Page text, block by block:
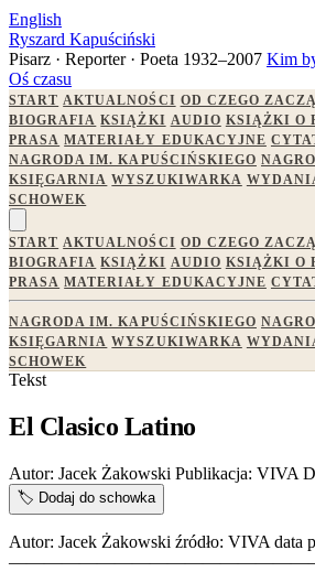
English
Ryszard Kapuściński
Pisarz · Reporter · Poeta 1932–2007 Kim
Oś czasu
START AKTUALNOŚCI OD CZEGO
BIOGRAFIA KSIĄŻKI AUDIO KSIĄŻKI O
PRASA MATERIAŁY EDUKACYJNE
NAGRODA IM. KAPUŚCIŃSKIEGO
KSIĘGARNIA WYSZUKIWARKA
SCHOWEK
START AKTUALNOŚCI OD CZEGO
BIOGRAFIA KSIĄŻKI AUDIO KSIĄŻKI O
PRASA MATERIAŁY EDUKACYJNE
NAGRODA IM. KAPUŚCIŃSKIEGO
KSIĘGARNIA WYSZUKIWARKA
SCHOWEK
Tekst
El Clasico Latino
Autor: Jacek Żakowski Publikacja: VIVA
🏷️ Dodaj do schowka
Autor: Jacek Żakowski źródło: VIVA data